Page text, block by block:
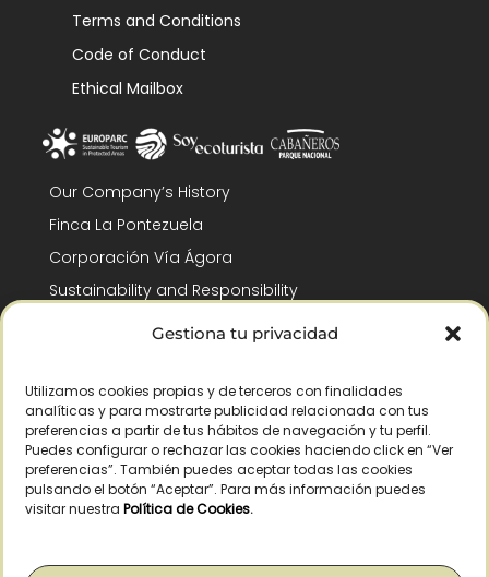
Gestiona tu privacidad
Utilizamos cookies propias y de terceros con finalidades
analíticas y para mostrarte publicidad relacionada con tus
preferencias a partir de tus hábitos de navegación y tu perfil.
Puedes configurar o rechazar las cookies haciendo click en “Ver
preferencias”. También puedes aceptar todas las cookies
pulsando el botón “Aceptar”. Para más información puedes
visitar nuestra Política de Cookies.
Terms and Conditions
Code of Conduct
Ethical Mailbox
Our Company’s History
Finca La Pontezuela
Corporación Vía Ágora
Sustainability and Responsibility
CSR and Fundación Gómez-Pintado
Recognitions
Legal warning|Privacy policy|Cookies policy|Right of withdrawal